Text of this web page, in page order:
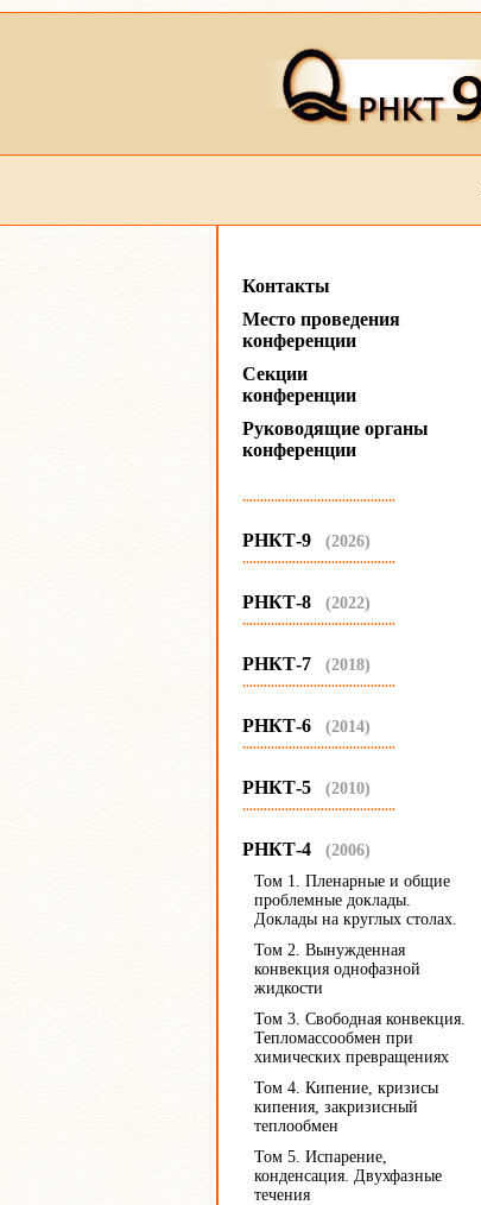
Контакты
Место проведения
конференции
Секции
конференции
Руководящие органы
конференции
...........................................
РНКТ-9 (2026)
...........................................
РНКТ-8 (2022)
...........................................
РНКТ-7 (2018)
...........................................
РНКТ-6 (2014)
...........................................
РНКТ-5 (2010)
...........................................
РНКТ-4 (2006)
Том 1. Пленарные и общие
проблемные доклады.
Доклады на круглых столах.
Том 2. Вынужденная
конвекция однофазной
жидкости
Том 3. Свободная конвекция.
Тепломассообмен при
химических превращениях
Том 4. Кипение, кризисы
кипения, закризисный
теплообмен
Том 5. Испарение,
конденсация. Двухфазные
течения